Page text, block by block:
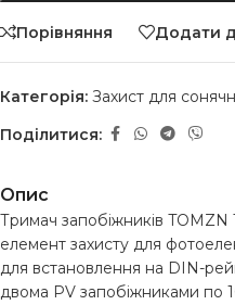
Порівняння Додати
Категорія: Захист для
Поділитися:
Опис
Тримач запобіжників
елемент захисту для
для встановлення на DIN-
двома PV запобіжниками по